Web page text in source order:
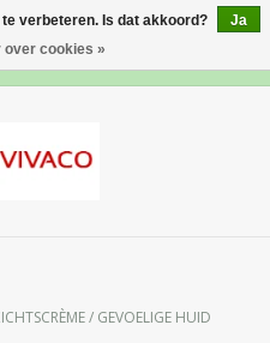
/ GEVOELIGE HUID
verbeteren. Is dat akkoord?
Ja
over cookies »